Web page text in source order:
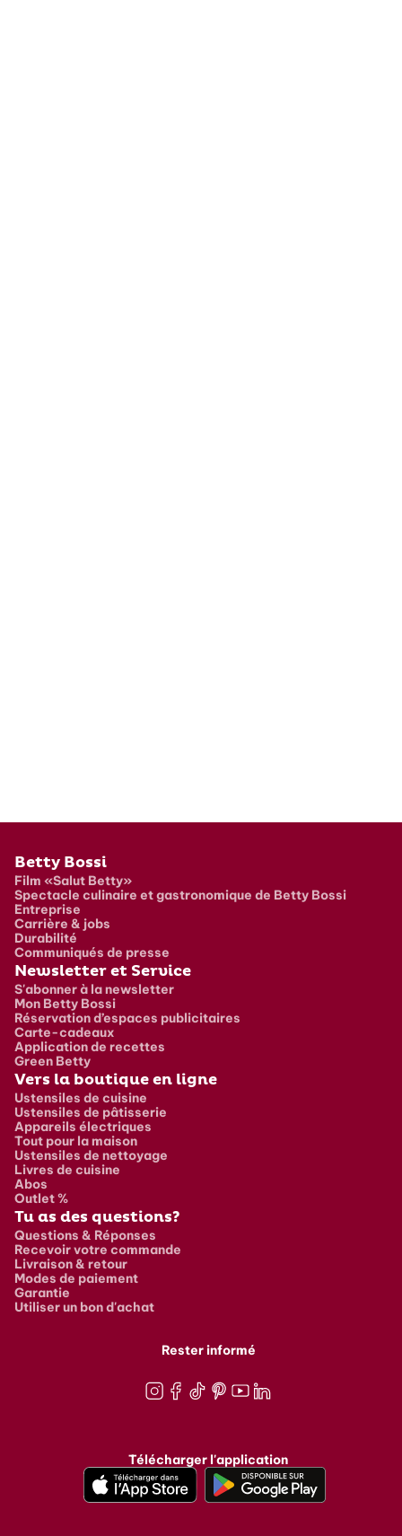
Pied de page
Betty Bossi
Film «Salut Betty»
Spectacle culinaire et gastronomique de Betty Bossi
Entreprise
Carrière & jobs
Durabilité
Communiqués de presse
Newsletter et Service
S'abonner à la newsletter
Mon Betty Bossi
Réservation d’espaces publicitaires
Carte-cadeaux
Application de recettes
Green Betty
Vers la boutique en ligne
Ustensiles de cuisine
Ustensiles de pâtisserie
Appareils électriques
Tout pour la maison
Ustensiles de nettoyage
Livres de cuisine
Abos
Outlet %
Tu as des questions?
Questions & Réponses
Recevoir votre commande
Livraison & retour
Modes de paiement
Garantie
Utiliser un bon d'achat
Rester informé
Télécharger l'application